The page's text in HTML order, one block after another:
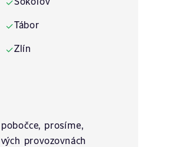
✓Tábor
✓Zlín
prosíme,
provozovnách